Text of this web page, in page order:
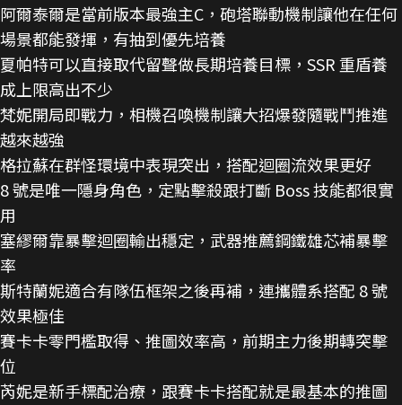
阿爾泰爾是當前版本最強主C，砲塔聯動機制讓他在任何
場景都能發揮，有抽到優先培養
夏帕特可以直接取代留聲做長期培養目標，SSR 重盾養
成上限高出不少
梵妮開局即戰力，相機召喚機制讓大招爆發隨戰鬥推進
越來越強
格拉蘇在群怪環境中表現突出，搭配迴圈流效果更好
8 號是唯一隱身角色，定點擊殺跟打斷 Boss 技能都很實
用
塞繆爾靠暴擊迴圈輸出穩定，武器推薦鋼鐵雄芯補暴擊
率
斯特蘭妮適合有隊伍框架之後再補，連攜體系搭配 8 號
效果極佳
賽卡卡零門檻取得、推圖效率高，前期主力後期轉突擊
位
芮妮是新手標配治療，跟賽卡卡搭配就是最基本的推圖